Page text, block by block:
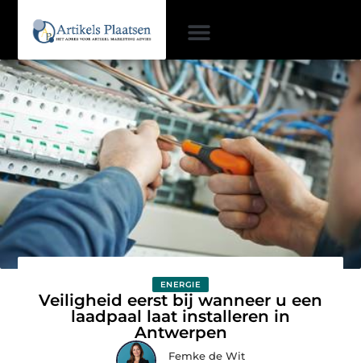
ENERGIE
Veiligheid eerst bij wanneer u een
laadpaal laat installeren in
Antwerpen
Femke de Wit